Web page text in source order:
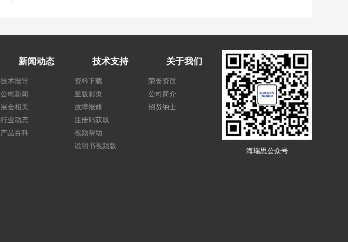
海瑞思公众号
新闻动态
技术报导
公司新闻
展会相关
行业动态
产品百科
技术支持
资料下载
竖版彩页
故障报修
注册码获取
视频帮助
说明书视频版
关于我们
荣誉资质
公司简介
招贤纳士